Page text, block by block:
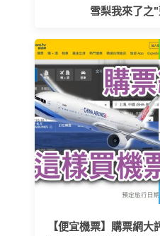
雪梨我來了之
【便宜機票】購票網